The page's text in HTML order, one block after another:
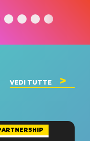
VEDI TUTTE